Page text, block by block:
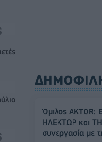
Όμιλος AKTOR:
ΗΛΕΚΤΩΡ και
συνεργασία με